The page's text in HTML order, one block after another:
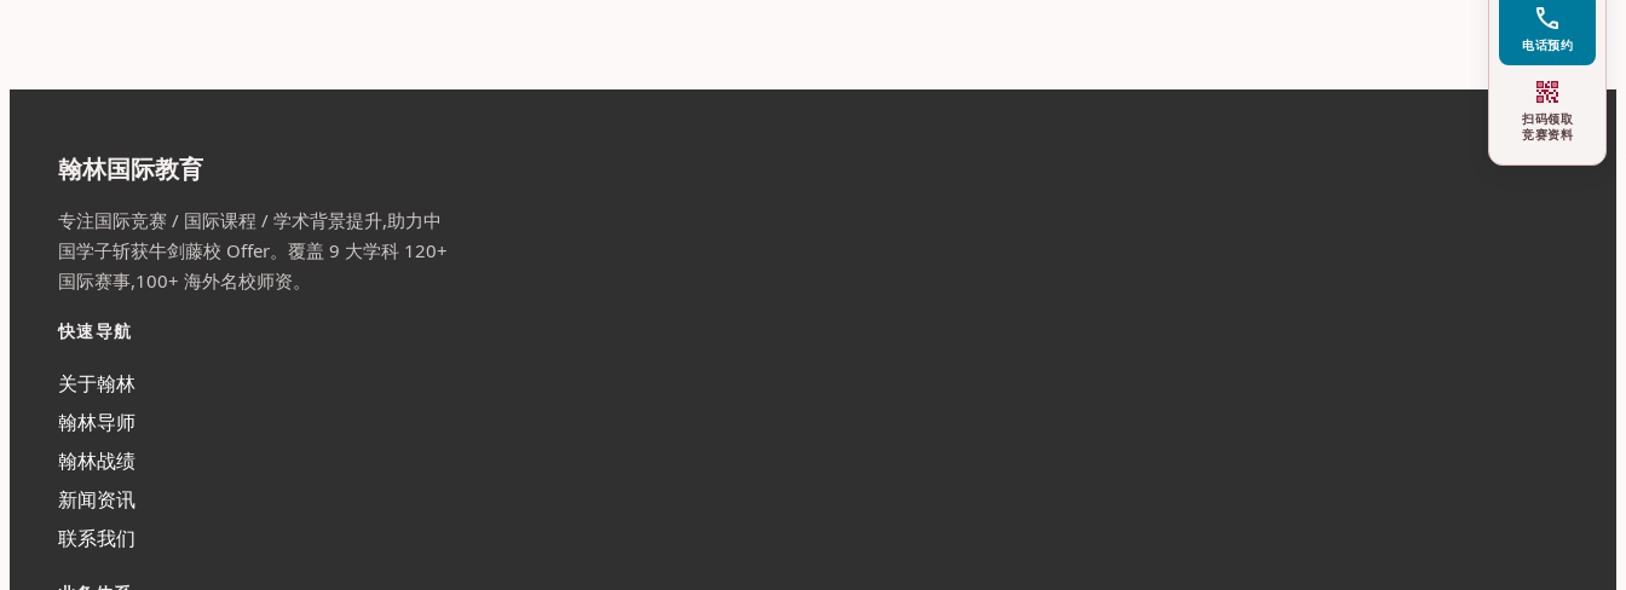
call
电话预约
qr_code_2
扫码领取
竞赛资料
翰林国际教育
专注国际竞赛 / 国际课程 / 学术背景提升,助力中
国学子斩获牛剑藤校 Offer。覆盖 9 大学科 120+
国际赛事,100+ 海外名校师资。
快速导航
关于翰林
翰林导师
翰林战绩
新闻资讯
联系我们